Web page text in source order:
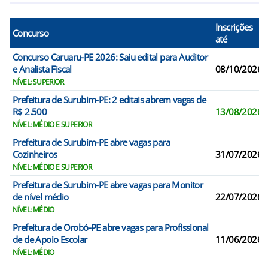
Concurso
Inscrições
até
Concurso Caruaru-PE 2026: Saiu edital para Auditor
e Analista Fiscal
NÍVEL: SUPERIOR
08/10/2026
Prefeitura de Surubim-PE: 2 editais abrem vagas de
R$ 2.500
NÍVEL: MÉDIO E SUPERIOR
13/08/2026
Prefeitura de Surubim-PE abre vagas para
Cozinheiros
NÍVEL: MÉDIO E SUPERIOR
31/07/2026
Prefeitura de Surubim-PE abre vagas para Monitor
de nível médio
NÍVEL: MÉDIO
22/07/2026
Prefeitura de Orobó-PE abre vagas para Profissional
de de Apoio Escolar
NÍVEL: MÉDIO
11/06/2026